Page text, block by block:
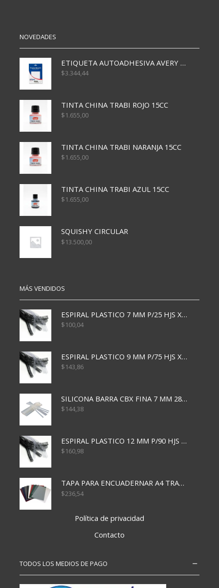
NOVEDADES
ETIQUETA AUTOADHESIVA AVERY 3026 30H 20 X 70
$3.344,44
TINTA CHINA TRABI ROJO 15CC
$1.655,00
TINTA CHINA TRABI NARANJA 15CC
$1.655,00
TINTA CHINA TRABI AZUL 15CC
$1.655,00
SQUISHY CIRCULAR
$13.500,00
MÁS VENDIDOS
ESPIRAL PLASTICO 7 MM P/25 HJS X50x3000
$100,04
ESPIRAL PLASTICO 9 MM P/75 HJS X50X2400
$143,86
SILICONA BARRA CBX FINA 7 MM 28 CM
$144,38
ESPIRAL PLASTICO 12 MM P/90 HJS X50X1500
$160,98
TAPA PARA ENCUADERNAR A4 TRANSP x50x500
$236,54
Política de privacidad
Contacto
TODOS LOS MEDIOS DE PAGO